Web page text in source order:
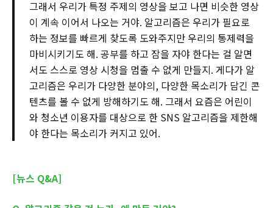
그래서 우리가 특정 주제의 영상을 보고 나면 비슷한 영상
이 계속 이어서 나오는 거야. 알고리즘은 우리가 필요로
하는 정보를 빠르게 찾도록 도와주지만 우리의 통제력을
마비시키기도 해. 공부를 하고 잠을 자야 한다는 걸 알면
서도 스스로 영상 시청을 멈출 수 없게 만들지. 게다가 알
고리즘은 우리가 다양한 분야의, 다양한 목소리가 담긴 콘
텐츠를 볼 수 없게 방해하기도 해. 그래서 요즘은 어린이
와 청소년 이용자를 대상으로 한 SNS 알고리즘을 제한해
야 한다는 목소리가 커지고 있어.
[뉴스 Q&A]